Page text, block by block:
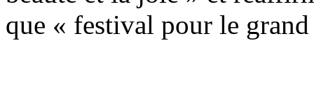
que « festival pour le